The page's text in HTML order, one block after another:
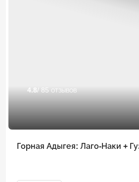
4.8/ 85 отзывов
Горная Адыгея: Лаго-Наки +